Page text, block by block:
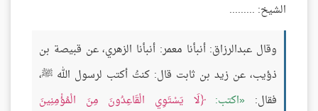
الشيخ: .........
وقال عبدالرزاق: أنبأنا معمر: أنبأنا الزهري، عن قبيصة بن
ذؤيب، عن زيد بن ثابت قال: كنتُ أكتب لرسول الله ﷺ،
فقال:
اكتب: لَا يَسْتَوِي الْقَاعِدُونَ مِنَ الْمُؤْمِنِينَ